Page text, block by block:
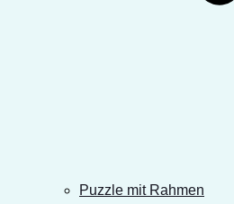
Puzzle mit Rahmen